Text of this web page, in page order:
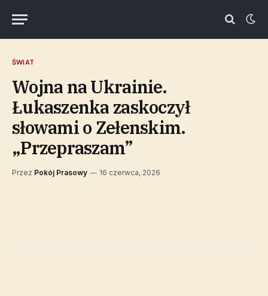
ŚWIAT
Wojna na Ukrainie.
Łukaszenka zaskoczył
słowami o Zełenskim.
„Przepraszam”
Przez Pokój Prasowy 16 czerwca, 2026